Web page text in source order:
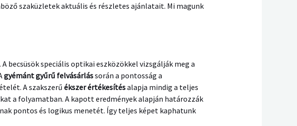
szaküzletek aktuális és részletes ajánlatait. Mi magunk
becsüsök speciális optikai eszközökkel vizsgálják meg a
gyémánt gyűrű felvásárlássorán a pontosság a
A szakszerű ékszer értékesítésalapja mindig a teljes
a folyamatban. A kapott eredmények alapján határozzák
pontos és logikus menetét. Így teljes képet kaphatunk